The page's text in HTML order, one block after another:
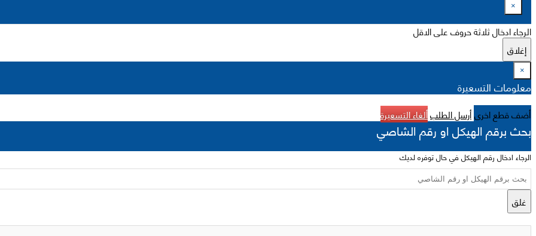
×
الرجاء ادخال ثلاثة حروف على الاقل
إغلاق
×
معلومات التسعيرة
أضف قطع اخرىأرسل الطلبألغاء التسعيرة
بحث برقم الهيكل او رقم الشاصي
الرجاء ادخال رقم الهيكل في حال توفره لديك
غلق